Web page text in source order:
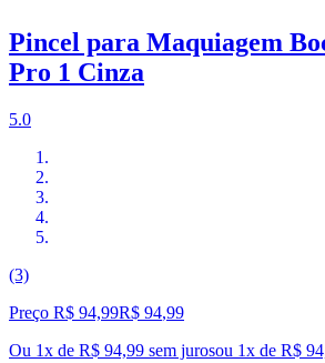
Pincel para Maquiagem
Pro 1 Cinza
5.0
(3)
Preço R$ 94,99R$ 94,99
Ou 1x de R$ 94,99 sem jurosou 1x de R$